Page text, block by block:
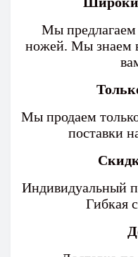
Мы
ножей. Мы знаем
Мы продаем
поставки
Индивидуальный
Гибкая